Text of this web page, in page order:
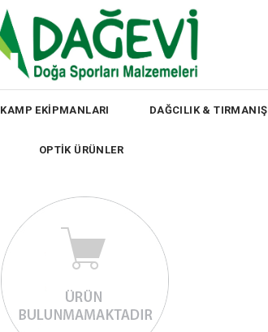
KAMP EKİPMANLARI DAĞCILIK & TIRMANIŞ
OPTİK ÜRÜNLER